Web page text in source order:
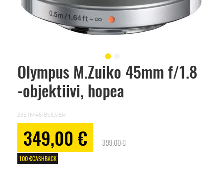
Olympus M.Zuiko 45mm f/1.8
-objektiivi, hopea
23ETM4518SILVER
349,00 € 399,00 €
100 €CASHBACK
Skip
beginning
images
gallery